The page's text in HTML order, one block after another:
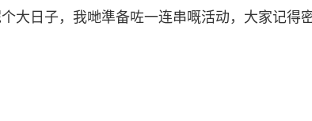
大日子，我哋準备咗一连串嘅活动，大家记得